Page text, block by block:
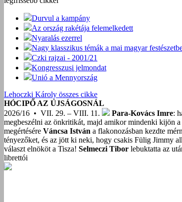
Durvul a kampány
Az ország rakétája felemelkedett
Nyaralás ezerrel
Nagy klasszikus témák a mai magyar
Czki rajzai - 2001/21
Kongresszusi jelmondat
Unió a Mennyország
Lehoczki Károly összes cikke
HÓCIPŐ AZ ÚJSÁGOSNÁL
2026/16 • VII. 29. – VIII. 11.
Para-Kovács Imre:
megbeszélni az önkritikát, majd amikor mindenki kijön
megértésére Váncsa István a flakonozásban kezdte
tényezőket, és az jött ki neki, hogy csakis Fülig Jimmy
választ elnököt a Tisza! Selmeczi Tibor lebuktatta az
librettói